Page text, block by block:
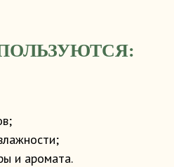
и аромата.